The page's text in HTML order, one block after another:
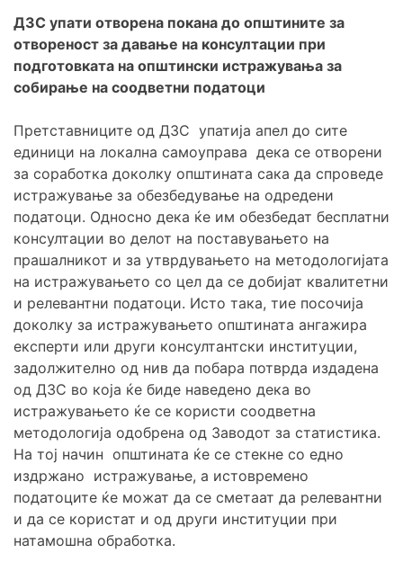
ДЗС упати отворена покана до општините за
отвореност за давање на консултации при
подготовката на општински истражувања за
собирање на соодветни податоци
Претставниците од ДЗС упатија апел до сите
единици на локална самоуправа дека се отворени
за соработка доколку општината сака да спроведе
истражување за обезбедување на одредени
податоци. Односно дека ќе им обезбедат бесплатни
консултации во делот на поставувањето на
прашалникот и за утврдувањето на методологијата
на истражувањето со цел да се добијат квалитетни
и релевантни податоци. Исто така, тие посочија
доколку за истражувањето општината ангажира
експерти или други консултантски институции,
задолжително од нив да побара потврда издадена
од ДЗС во која ќе биде наведено дека во
истражувањето ќе се користи соодветна
методологија одобрена од Заводот за статистика.
На тој начин општината ќе се стекне со едно
издржано истражување, а истовремено
податоците ќе можат да се сметаат да релевантни
и да се користат и од други институции при
натамошна обработка.